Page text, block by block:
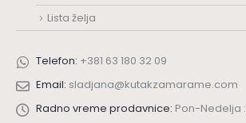
Lista želja
Telefon: +381 63 180 32 09
Email: sladjana@kutakzamarame.com
Radno vreme prodavnice: Pon-Nedelja